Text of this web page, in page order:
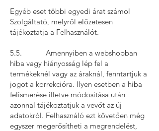
Egyéb eset többi egyedi árat számol
Szolgáltató, melyről előzetesen
tájékoztatja a Felhasználót.
5.5. Amennyiben a webshopban
hiba vagy hiányosság lép fel a
termékeknél vagy az áraknál, fenntartjuk a
jogot a korrekcióra. Ilyen esetben a hiba
felismerése illetve módosítása után
azonnal tájékoztatjuk a vevőt az új
adatokról. Felhasználó ezt követően még
egyszer megerősítheti a megrendelést,